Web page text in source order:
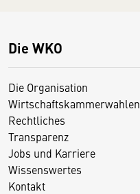
Die WKO
Die Organisation
Wirtschaftskammerwahlen
Rechtliches
Transparenz
Jobs und Karriere
Wissenswertes
Kontakt